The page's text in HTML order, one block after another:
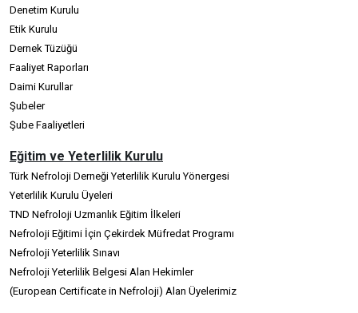
Denetim Kurulu
Etik Kurulu
Dernek Tüzüğü
Faaliyet Raporları
Daimi Kurullar
Şubeler
Şube Faaliyetleri
Eğitim ve Yeterlilik Kurulu
Türk Nefroloji Derneği Yeterlilik Kurulu Yönergesi
Yeterlilik Kurulu Üyeleri
TND Nefroloji Uzmanlık Eğitim İlkeleri
Nefroloji Eğitimi İçin Çekirdek Müfredat Programı
Nefroloji Yeterlilik Sınavı
Nefroloji Yeterlilik Belgesi Alan Hekimler
(European Certificate in Nefroloji) Alan Üyelerimiz